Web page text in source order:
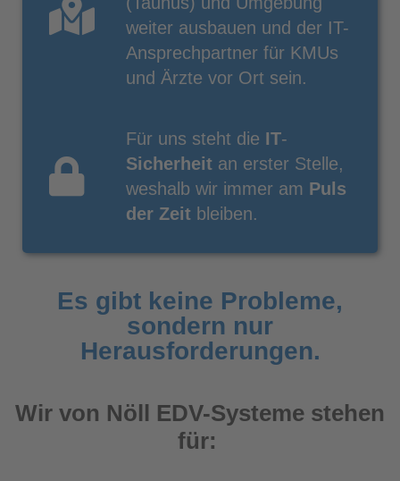
weiter ausbauen und der IT-
Ansprechpartner für KMUs
und Ärzte vor Ort sein.
Für uns steht die IT-
Sicherheit an erster Stelle,
weshalb wir immer am Puls
der Zeit bleiben.
Es gibt keine Probleme,
sondern nur
Herausforderungen.
Wir von Nöll EDV-Systeme stehen
für: